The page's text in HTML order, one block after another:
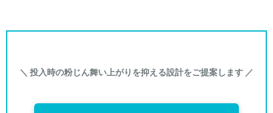
＼ 投入時の粉じん舞い上がりを抑える設計をご提案します ／